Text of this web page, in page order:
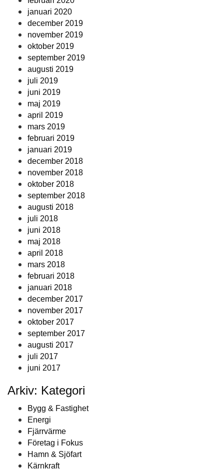
januari 2020
december 2019
november 2019
oktober 2019
september 2019
augusti 2019
juli 2019
juni 2019
maj 2019
april 2019
mars 2019
februari 2019
januari 2019
december 2018
november 2018
oktober 2018
september 2018
augusti 2018
juli 2018
juni 2018
maj 2018
april 2018
mars 2018
februari 2018
januari 2018
december 2017
november 2017
oktober 2017
september 2017
augusti 2017
juli 2017
juni 2017
Arkiv: Kategori
Bygg & Fastighet
Energi
Fjärrvärme
Företag i Fokus
Hamn & Sjöfart
Kärnkraft